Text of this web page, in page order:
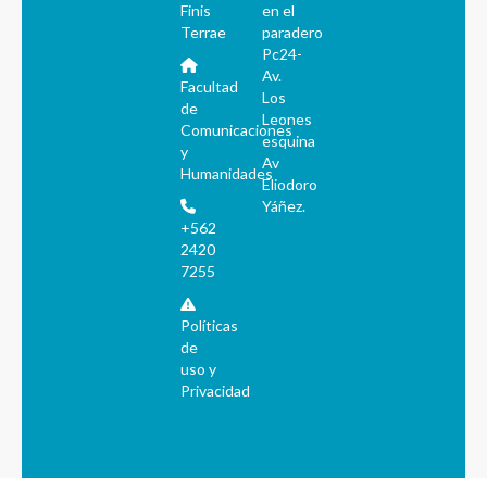
Finis
Terrae
Facultad
de
Comunicaciones
y
Humanidades
+562
2420
7255
Políticas
de
uso y
Privacidad
en el
paradero
Pc24-
Av.
Los
Leones
esquina
Av
Eliodoro
Yáñez.